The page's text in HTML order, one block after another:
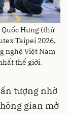
Hưng (thứ
Taipei 2026,
nghệ Việt Nam
thế giới.
tượng nhờ
gian mở